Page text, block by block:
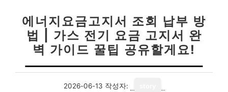
에너지요금고지서 조회 납부 방
법 | 가스 전기 요금 고지서 완
벽 가이드 꿀팁 공유할게요!
2026-06-13 작성자: